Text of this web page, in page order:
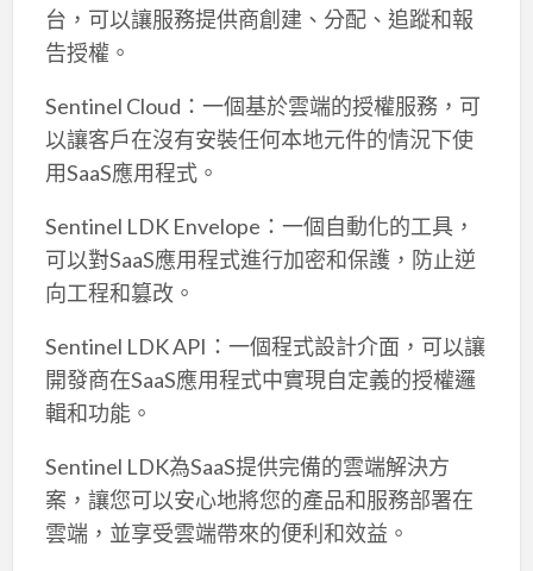
台，可以讓服務提供商創建、分配、追蹤和報
告授權。
Sentinel Cloud：一個基於雲端的授權服務，可
以讓客戶在沒有安裝任何本地元件的情況下使
用SaaS應用程式。
Sentinel LDK Envelope：一個自動化的工具，
可以對SaaS應用程式進行加密和保護，防止逆
向工程和篡改。
Sentinel LDK API：一個程式設計介面，可以讓
開發商在SaaS應用程式中實現自定義的授權邏
輯和功能。
Sentinel LDK為SaaS提供完備的雲端解決方
案，讓您可以安心地將您的產品和服務部署在
雲端，並享受雲端帶來的便利和效益。